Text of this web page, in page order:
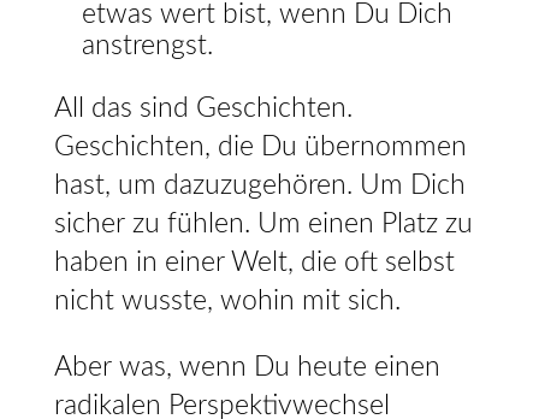
etwas wert bist, wenn Du Dich
anstrengst.
All das sind Geschichten.
Geschichten, die Du übernommen
hast, um dazuzugehören. Um Dich
sicher zu fühlen. Um einen Platz zu
haben in einer Welt, die oft selbst
nicht wusste, wohin mit sich.
Aber was, wenn Du heute einen
radikalen Perspektivwechsel